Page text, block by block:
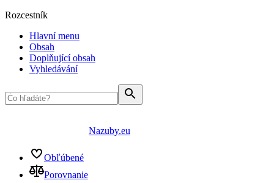
Rozcestník
Hlavní menu
Obsah
Doplňující obsah
Vyhledávání
Nazuby.eu
Obľúbené
Porovnanie